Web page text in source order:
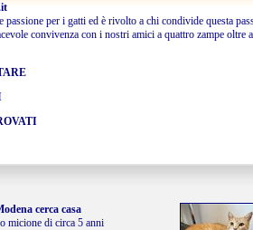
passione per i gatti ed è rivolto a chi condivide questa
convivenza con i nostri amici a quattro zampe
cerca casa
micione di circa 5 anni